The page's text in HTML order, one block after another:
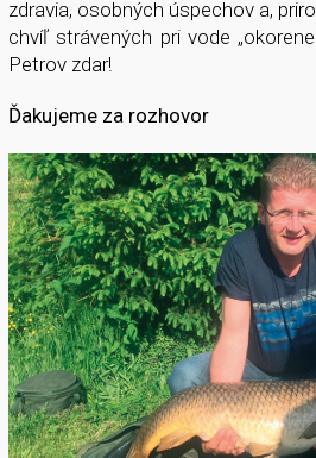
zdravia, osobných úspechov a,
chvíľ strávených pri vode
Petrov zdar!
Ďakujeme za rozhovor